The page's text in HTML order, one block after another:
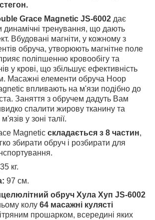
Grace Magnetic JS-6002 дає
динамічні тренування, що дають
Вбудовані магніти, у кожному з
обруча, утворюють магнітне поле
поліпшенню кровообігу та
у крові, що збільшує ефективність
Масажні елементи обруча Hoop
впливають на м'язи подібно до
Заняття з обручем дадуть Вам
спалити жирову тканину та
у зоні талії.
Magnetic складається з 8 частин,
збирати обруч і розбирати для
кг.
97 см.
обруч Хула Хуп JS-6002
колу 64 масажні кулясті
прошарком, всередині яких